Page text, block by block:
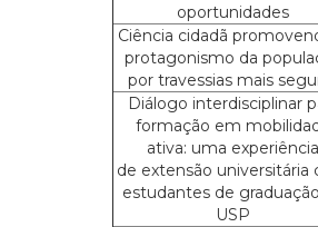
oportunidades
Ciência cidadã
protagonismo da
por travessias mais
Diálogo interdisciplinar
formação em
ativa: uma experiência
de extensão universitária
estudantes de
USP